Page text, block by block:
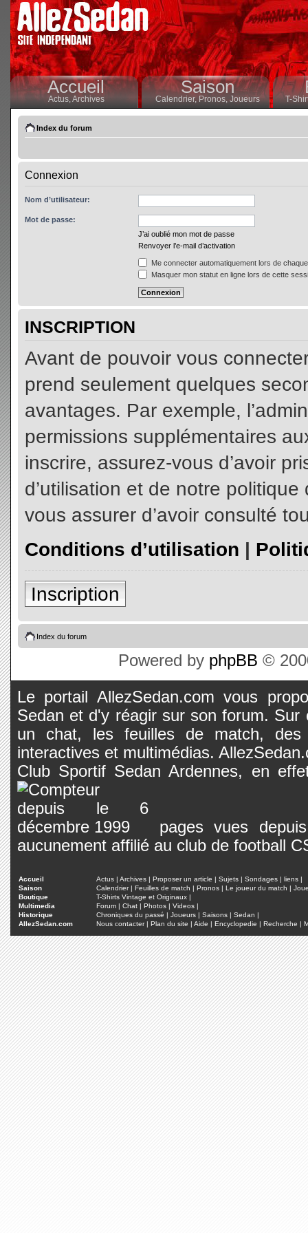
Accueil
Actus,Archives
Saison
Calendrier,Pronos, Joueurs T-
Index du forum
Connexion
Nom d’utilisateur:
Mot de passe:
J’ai oublié mon mot de passe
Renvoyer l’e-mail d’activation
Me connecter automatiquement lors de
Masquer mon statut en ligne lors de cette
INSCRIPTION
Avant de pouvoir vous
prend seulement quelques
avantages. Par exemple,
permissions supplémentaires
inscrire, assurez-vous d’avoir
d’utilisation et de notre
vous assurer d’avoir consulté
Conditions d’utilisation |
Inscription
Index du forum
Powered by phpBB ©
Le portail AllezSedan.com vous
Sedan et d'y réagir sur son forum.
un chat, les feuilles de match, des
interactives et multimédias.
Club Sportif Sedan Ardennes, en
pages vues
aucunement affilié au club de football
Accueil Actus | Archives | Proposer un article | Sujets | Sondages | liens |
Saison
Calendrier| Feuilles de match | Pronos | Le joueur du match |
Boutique
T-Shirts Vintage et Originaux |
Multimedia
Forum | Chat | Photos | Videos |
Historique
Chroniques du passé | Joueurs | Saisons | Sedan |
AllezSedan.com
Nous contacter| Plan du site | Aide | Encyclopedie | Recherche |